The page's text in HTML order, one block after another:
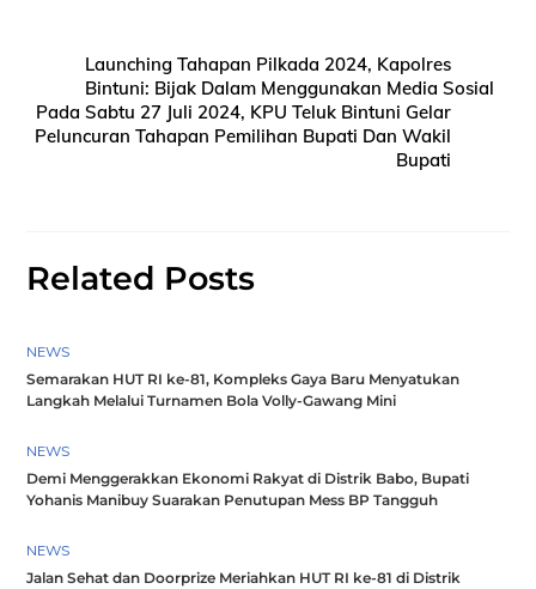
Launching Tahapan Pilkada 2024, Kapolres
Bintuni: Bijak Dalam Menggunakan Media Sosial
Pada Sabtu 27 Juli 2024, KPU Teluk Bintuni Gelar
Peluncuran Tahapan Pemilihan Bupati Dan Wakil
Bupati
Related Posts
NEWS
Semarakan HUT RI ke-81, Kompleks Gaya Baru Menyatukan
Langkah Melalui Turnamen Bola Volly-Gawang Mini
NEWS
Demi Menggerakkan Ekonomi Rakyat di Distrik Babo, Bupati
Yohanis Manibuy Suarakan Penutupan Mess BP Tangguh
NEWS
Jalan Sehat dan Doorprize Meriahkan HUT RI ke-81 di Distrik